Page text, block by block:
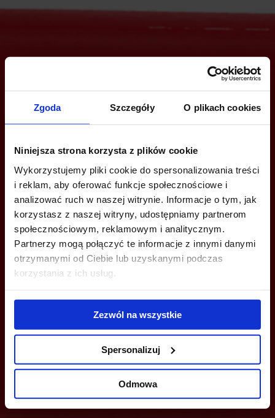
Zgoda Szczegóły O plikach cookies
Niniejsza strona korzysta z plików cookie
Wykorzystujemy pliki cookie do spersonalizowania treści
i reklam, aby oferować funkcje społecznościowe i
analizować ruch w naszej witrynie. Informacje o tym, jak
korzystasz z naszej witryny, udostępniamy partnerom
społecznościowym, reklamowym i analitycznym.
Partnerzy mogą połączyć te informacje z innymi danymi
otrzymanymi od Ciebie lub uzyskanymi podczas
korzystania z ich usług.
Zezwól na wszystkie
Spersonalizuj
Odmowa
Jesteś zainteresowany tą ofertą?
ZADZWOŃ I DOWIEDZ SIĘ WIĘCEJ
info@bazabiur.pl
MOŻESZ TEŻ ZOSTAWIĆ SWÓJ NUMER, A MY SKONTAKTUJEMY SIĘ
Z TOBĄ
Wyślij